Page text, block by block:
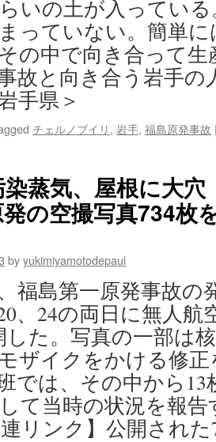
いの土が入ってい
っていない。簡単
の中で向き合って
故と向き合う岩手
手県＞
チェルノブイリ, 岩手, 福島原発事故
染蒸気、屋根に大
の空撮写真734枚
byyukimiyamotodepaul
福島第一原発事故の
、24の両日に無人
した。写真の一部は
ザイクをかける修
では、その中から
て当時の状況を報
連リンク】公開され